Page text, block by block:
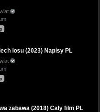
losu (2023) Napisy PL
zabawa (2018) Cały film PL